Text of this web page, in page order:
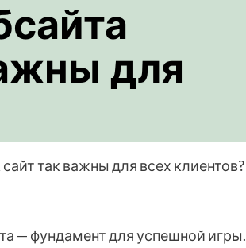
для
так важны для всех клиентов?
— фундамент для успешной игры.